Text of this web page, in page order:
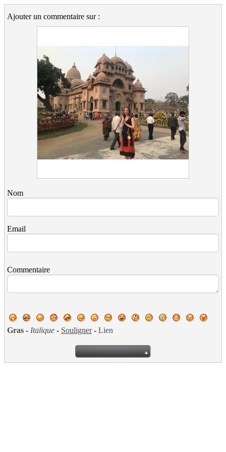
Ajouter un commentaire sur :
Nom
Email
Commentaire
Gras - Italique - Souligner- Lien